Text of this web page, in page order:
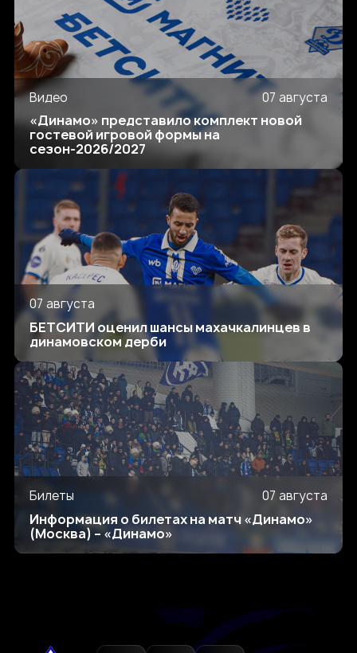
Видео 07 августа
«Динамо» представило комплект новой
гостевой игровой формы на
сезон-2026/2027
07 августа
БЕТСИТИ оценил шансы махачкалинцев в
динамовском дерби
Билеты 07 августа
Информация о билетах на матч «Динамо»
(Москва) – «Динамо»